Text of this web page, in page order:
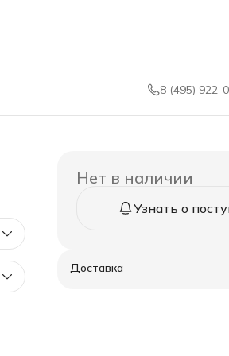
8 (495) 922-
Нет в наличии
Узнать о
Доставка